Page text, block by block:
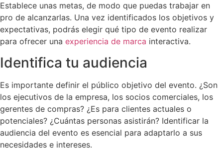
Establece unas metas, de modo que puedas trabajar en
pro de alcanzarlas. Una vez identificados los objetivos y
expectativas, podrás elegir qué tipo de evento realizar
para ofrecer una experiencia de marca interactiva.
Identifica tu audiencia
Es importante definir el público objetivo del evento. ¿Son
los ejecutivos de la empresa, los socios comerciales, los
gerentes de compras? ¿Es para clientes actuales o
potenciales? ¿Cuántas personas asistirán? Identificar la
audiencia del evento es esencial para adaptarlo a sus
necesidades e intereses.